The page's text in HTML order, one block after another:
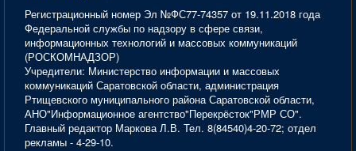
Регистрационный номер Эл №ФС77-74357 от 19.11.2018 года
Федеральной службы по надзору в сфере связи,
информационных технологий и массовых коммуникаций
(РОСКОМНАДЗОР)
Учредители: Министерство информации и массовых
коммуникаций Саратовской области, администрация
Ртищевского муниципального района Саратовской области,
АНО"Информационное агентство"Перекрёсток"РМР СО".
Главный редактор Маркова Л.В. Тел. 8(84540)4-20-72; отдел
рекламы - 4-29-10.